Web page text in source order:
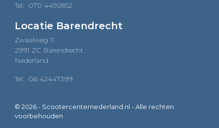
Tel: 070 4492852
Locatie Barendrecht
Zwaalweg 11
2991 ZC Barendrecht
Nederland
Tel: 06 42447399
© 2026 - Scootercenternederland.nl - Alle rechten
voorbehouden